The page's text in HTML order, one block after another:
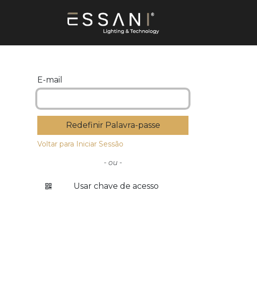
E-mail
Redefinir Palavra-passe
Voltar para Iniciar Sessão
- ou -
Usar chave de acesso